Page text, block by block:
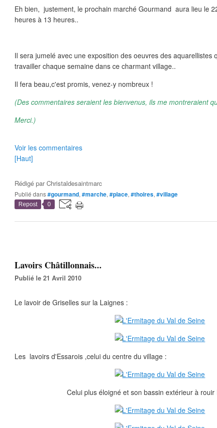
Eh bien, justement, le prochain marché Gourmand aura lieu le
heures à 13 heures..
Il sera jumelé avec une exposition des oeuvres des aquarellistes
travailler chaque semaine dans ce charmant village..
Il fera beau,c'est promis, venez-y nombreux !
(Des commentaires seraient les bienvenus, ils me montreraient
Merci.)
Voir les commentaires
[Haut]
Rédigé parChristaldesaintmarc
Publié dans#gourmand, #marche, #place, #thoires, #village
Repost 0
Lavoirs Châtillonnais...
Publié le 21 Avril 2010
Le lavoir de Griselles sur la Laignes :
Les lavoirs d'Essarois ,celui du centre du village :
Celui plus éloigné et son bassin extérieur à